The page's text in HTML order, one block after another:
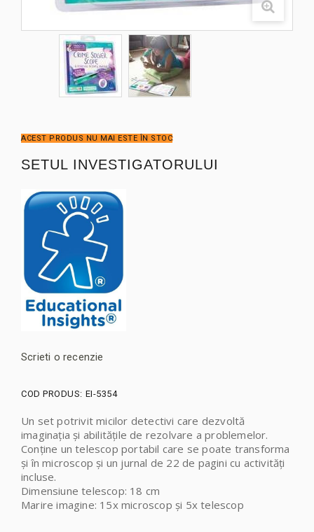
ACEST PRODUS NU MAI ESTE ÎN STOC
SETUL INVESTIGATORULUI
Scrieti o recenzie
COD PRODUS: EI-5354
Un set potrivit micilor detectivi care dezvoltă
imaginația și abilitățile de rezolvare a problemelor.
Conține un telescop portabil care se poate transforma
și în microscop și un jurnal de 22 de pagini cu activități
incluse.
Dimensiune telescop: 18 cm
Marire imagine: 15x microscop și 5x telescop